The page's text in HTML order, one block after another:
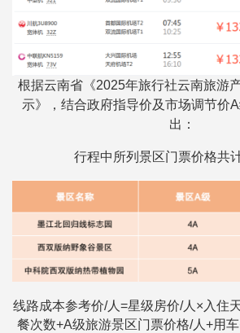
根据云南省《2025年旅行社云南旅游
示》，结合政府指导价及市场调节价
出：
行程中所列景区门票价格共
线路成本参考价/人=星级房价/人×入住
餐次数+A级旅游景区门票价格/人+用